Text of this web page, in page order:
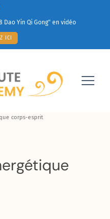
Yin Qi Gong" en vidéo
ICI
corps-esprit